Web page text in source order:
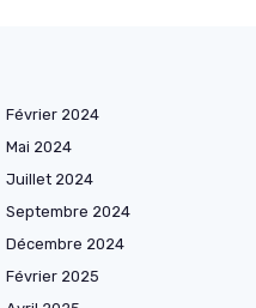
Février 2024
Mai 2024
Juillet 2024
Septembre 2024
Décembre 2024
Février 2025